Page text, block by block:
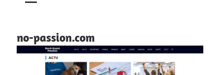
no-passion.com